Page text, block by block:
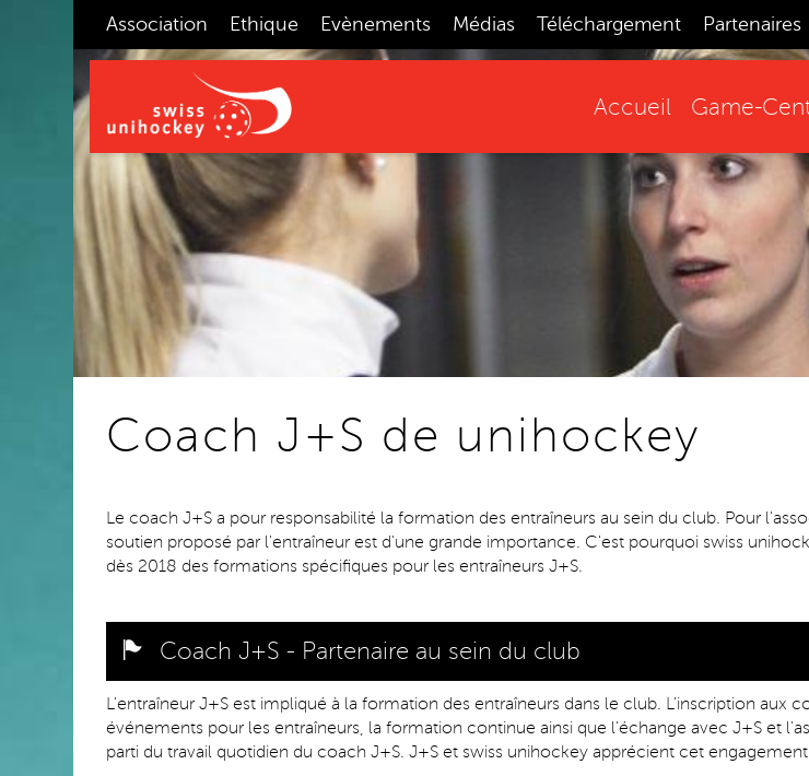
Association Ethique Evènements Médias Téléchargement Partenaires
Accueil Game-
Coach J+S de unihockey
Le coach J+S a pour responsabilité la formation des entraîneurs au sein du club. Pour
soutien proposé par l'entraîneur est d'une grande importance. C'est pourquoi swiss
dès 2018 des formations spécifiques pour les entraîneurs J+S.
Coach J+S - Partenaire au sein du club
L'entraîneur J+S est impliqué à la formation des entraîneurs dans le club. L'inscription aux
événements pour les entraîneurs, la formation continue ainsi que l'échange avec J+S et
parti du travail quotidien du coach J+S. J+S et swiss unihockey apprécient cet